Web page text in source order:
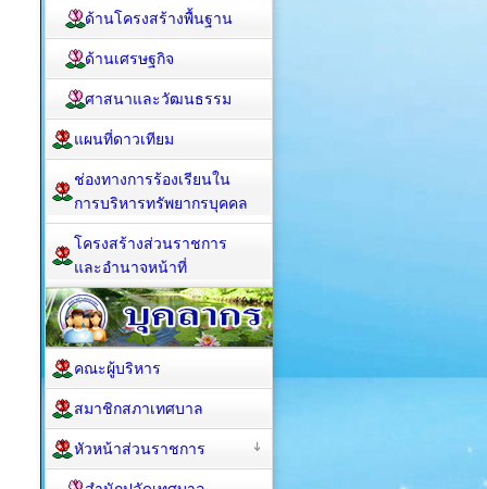
ด้านโครงสร้างพื้นฐาน
ด้านเศรษฐกิจ
ศาสนาและวัฒนธรรม
แผนที่ดาวเทียม
ช่องทางการร้องเรียนใน
การบริหารทรัพยากรบุคคล
โครงสร้างส่วนราชการ
และอำนาจหน้าที่
คณะผู้บริหาร
สมาชิกสภาเทศบาล
หัวหน้าส่วนราชการ